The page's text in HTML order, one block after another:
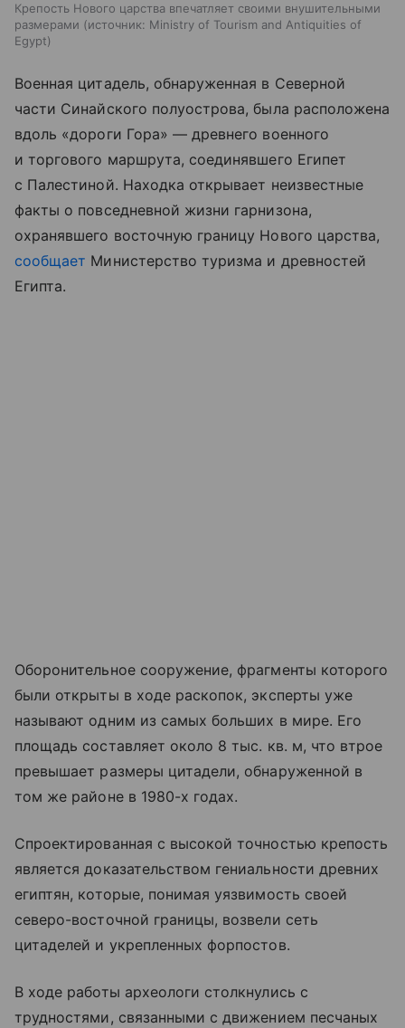
Крепость Нового царства впечатляет своими внушительными
размерами
источник: Ministry of Tourism and Antiquities of
Egypt
Военная цитадель, обнаруженная в Северной
части Синайского полуострова, была расположена
вдоль «дороги Гора» — древнего военного
и торгового маршрута, соединявшего Египет
с Палестиной. Находка открывает неизвестные
факты о повседневной жизни гарнизона,
охранявшего восточную границу Нового царства,
сообщает Министерство туризма и древностей
Египта.
Оборонительное сооружение, фрагменты которого
были открыты в ходе раскопок, эксперты уже
называют одним из самых больших в мире. Его
площадь составляет около 8 тыс. кв. м, что втрое
превышает размеры цитадели, обнаруженной в
том же районе в 1980-х годах.
Спроектированная с высокой точностью крепость
является доказательством гениальности древних
египтян, которые, понимая уязвимость своей
северо-восточной границы, возвели сеть
цитаделей и укрепленных форпостов.
В ходе работы археологи столкнулись с
трудностями, связанными с движением песчаных